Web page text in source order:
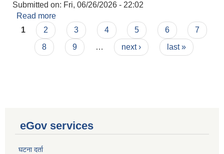
Submitted on: Fri, 06/26/2026 - 22:02
Read more
पेश गर्ने सम्बन्धमा।
Pages
1 2 3 4 5 6
7
8
9 … next › last »
eGov services
घटना दर्ता